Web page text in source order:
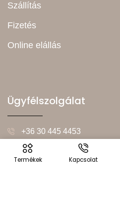
Termékek Kapcsolat
Szállítás
Fizetés
Online elállás
Ügyfélszolgálat
+36 30 445 4453
Hétfő – Péntek (08:00-16:00)
info@vintageworld.hu